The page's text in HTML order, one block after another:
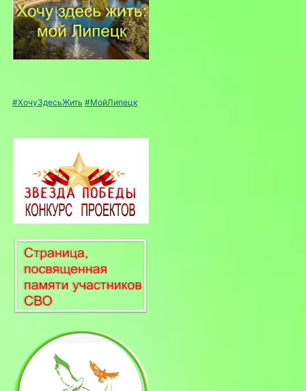
#ХочуЗдесьЖить #МойЛипецк